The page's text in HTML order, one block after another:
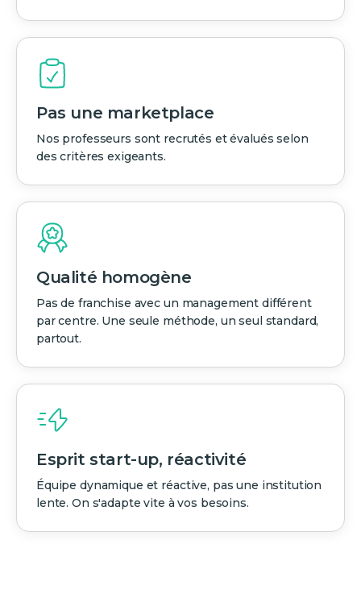
Pas une marketplace
Nos professeurs sont recrutés et évalués selon
des critères exigeants.
Qualité homogène
Pas de franchise avec un management différent
par centre. Une seule méthode, un seul standard,
partout.
Esprit start-up, réactivité
Équipe dynamique et réactive, pas une institution
lente. On s'adapte vite à vos besoins.